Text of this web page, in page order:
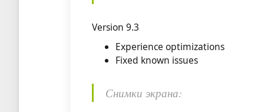
Version 9.3
Experience optimizations
Fixed known issues
Снимки экрана: